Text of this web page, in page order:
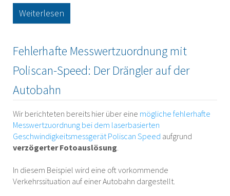
Weiterlesen
Fehlerhafte Messwertzuordnung mit
Poliscan-Speed: Der Drängler auf der
Autobahn
Wir berichteten bereits hier über eine mögliche fehlerhafte
Messwertzuordnung bei dem laserbasierten
Geschwindigkeitsmessgerät Poliscan Speed aufgrund
verzögerter Fotoauslösung.
In diesem Beispiel wird eine oft vorkommende
Verkehrssituation auf einer Autobahn dargestellt.